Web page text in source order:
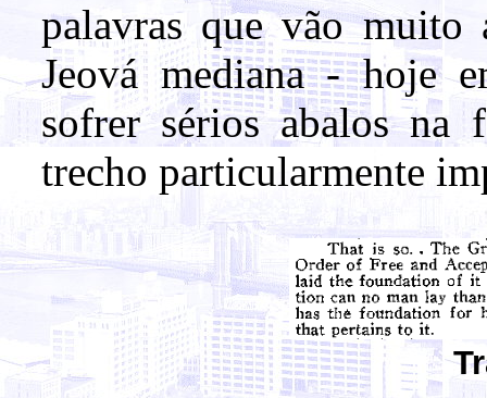
palavras que vão muito
Jeová mediana - hoje
sofrer sérios abalos na
trecho particularmente